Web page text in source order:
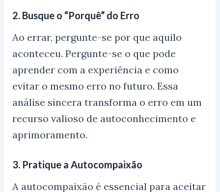
2. Busque o “Porquê” do Erro
Ao errar, pergunte-se por que aquilo
aconteceu. Pergunte-se o que pode
aprender com a experiência e como
evitar o mesmo erro no futuro. Essa
análise sincera transforma o erro em um
recurso valioso de autoconhecimento e
aprimoramento.
3. Pratique a Autocompaixão
A autocompaixão é essencial para aceitar